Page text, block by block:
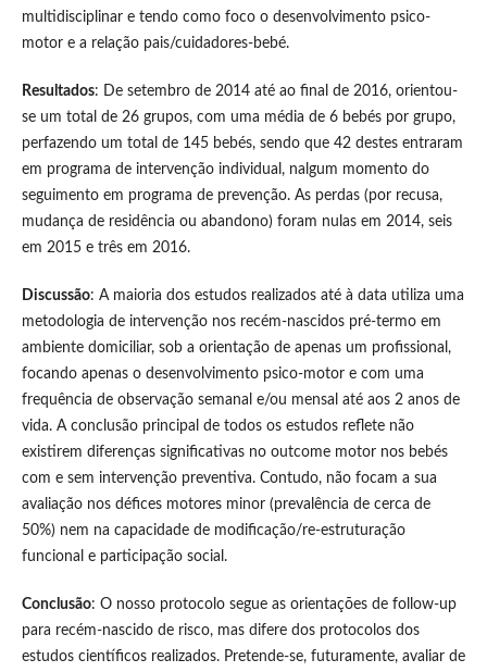
multidisciplinar e tendo como foco o desenvolvimento psico-
motor e a relação pais/cuidadores-bebé.
Resultados: De setembro de 2014 até ao final de 2016, orientou-
se um total de 26 grupos, com uma média de 6 bebés por grupo,
perfazendo um total de 145 bebés, sendo que 42 destes entraram
em programa de intervenção individual, nalgum momento do
seguimento em programa de prevenção. As perdas (por recusa,
mudança de residência ou abandono) foram nulas em 2014, seis
em 2015 e três em 2016.
Discussão: A maioria dos estudos realizados até à data utiliza uma
metodologia de intervenção nos recém-nascidos pré-termo em
ambiente domiciliar, sob a orientação de apenas um profissional,
focando apenas o desenvolvimento psico-motor e com uma
frequência de observação semanal e/ou mensal até aos 2 anos de
vida. A conclusão principal de todos os estudos reflete não
existirem diferenças significativas no outcome motor nos bebés
com e sem intervenção preventiva. Contudo, não focam a sua
avaliação nos défices motores minor (prevalência de cerca de
50%) nem na capacidade de modificação/re-estruturação
funcional e participação social.
Conclusão: O nosso protocolo segue as orientações de follow-up
para recém-nascido de risco, mas difere dos protocolos dos
estudos científicos realizados. Pretende-se, futuramente, avaliar de